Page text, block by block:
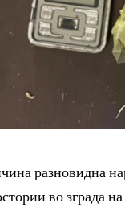
разновидна
во зграда